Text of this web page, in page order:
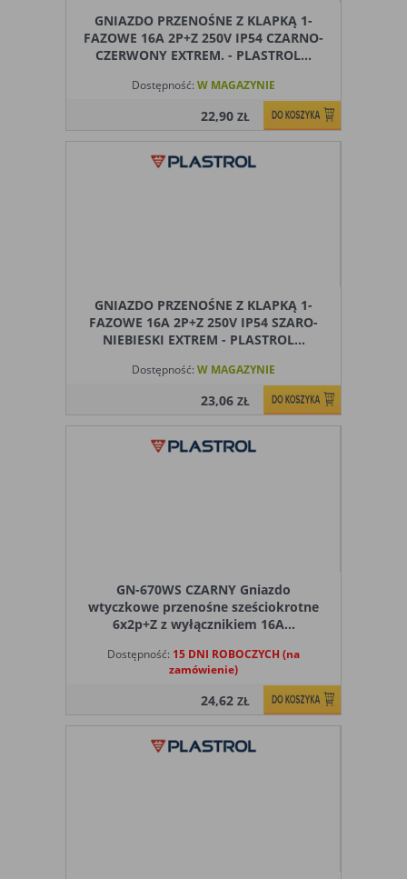
GNIAZDO PRZENOŚNE Z KLAPKĄ 1-
FAZOWE 16A 2P+Z 250V IP54 CZARNO-
CZERWONY EXTREM. - PLASTROL...
Dostępność: W MAGAZYNIE
22,90ZŁ
GNIAZDO PRZENOŚNE Z KLAPKĄ 1-
FAZOWE 16A 2P+Z 250V IP54 SZARO-
NIEBIESKI EXTREM - PLASTROL...
Dostępność: W MAGAZYNIE
23,06ZŁ
GN-670WS CZARNY Gniazdo
wtyczkowe przenośne sześciokrotne
6x2p+Z z wyłącznikiem 16A...
Dostępność: 15 DNI ROBOCZYCH (na
zamówienie)
24,62ZŁ